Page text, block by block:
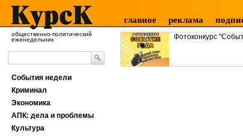
общественно-политический
еженедельник
главное реклама
Фотоконкурс
События недели
Криминал
Экономика
АПК: дела и проблемы
Культура